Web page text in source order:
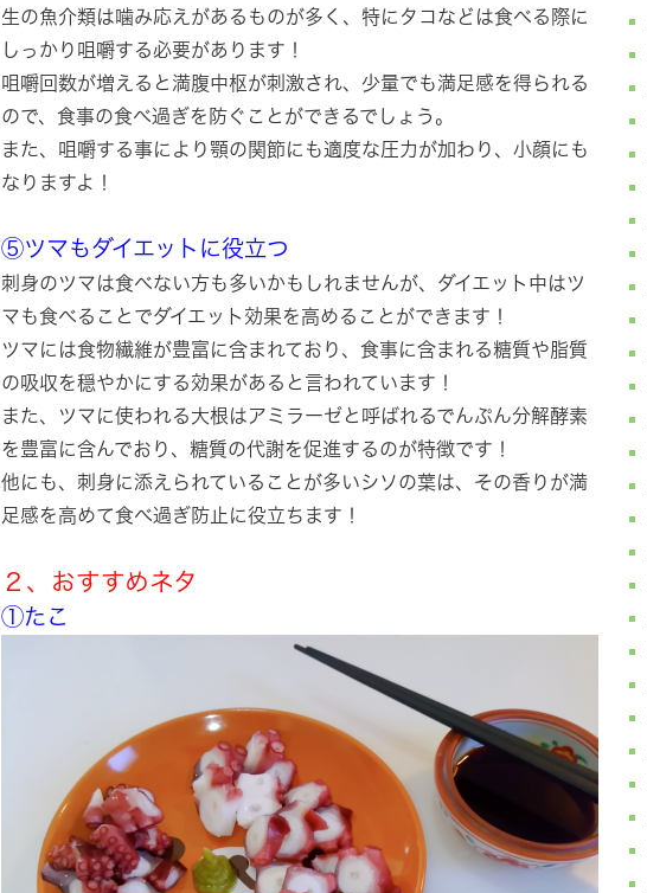
生の魚介類は噛み応えがあるものが多く、特にタコなどは食べる際に
しっかり咀嚼する必要があります！
咀嚼回数が増えると満腹中枢が刺激され、少量でも満足感を得られる
ので、食事の食べ過ぎを防ぐことができるでしょう。
また、咀嚼する事により顎の関節にも適度な圧力が加わり、小顔にも
なりますよ！
⑤ツマもダイエットに役立つ
刺身のツマは食べない方も多いかもしれませんが、ダイエット中はツ
マも食べることでダイエット効果を高めることができます！
ツマには食物繊維が豊富に含まれており、食事に含まれる糖質や脂質
の吸収を穏やかにする効果があると言われています！
また、ツマに使われる大根はアミラーゼと呼ばれるでんぷん分解酵素
を豊富に含んでおり、糖質の代謝を促進するのが特徴です！
他にも、刺身に添えられていることが多いシソの葉は、その香りが満
足感を高めて食べ過ぎ防止に役立ちます！
２、おすすめネタ
①たこ